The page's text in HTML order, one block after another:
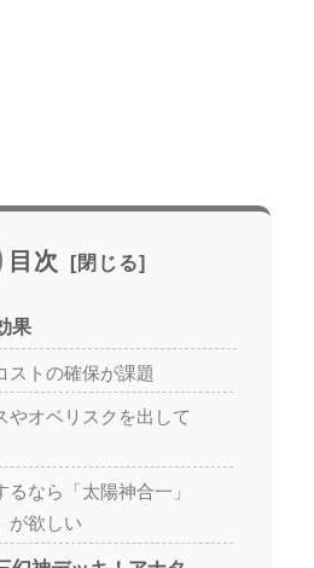
目次
果
ストの確保が課題
やオベリスクを出して
るなら「太陽神合一」
が欲しい